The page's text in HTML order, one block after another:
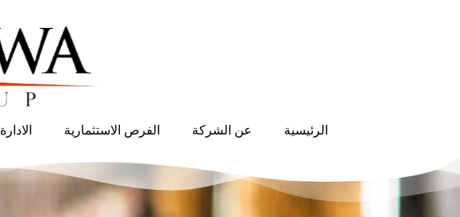
الرئيسية عن الشركة الفرص الاستثمارية الادارة